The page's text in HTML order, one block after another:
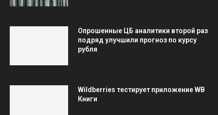
Опрошенные ЦБ аналитики второй раз
подряд улучшили прогноз по курсу
рубля
Wildberries тестирует приложение WB
Книги